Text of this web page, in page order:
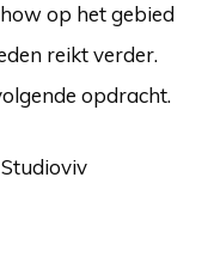
op het gebied
reikt verder.
opdracht.